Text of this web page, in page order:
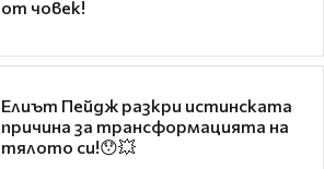
от човек!
Елиът Пейдж разкри истинската
причина за трансформацията на
тялото си!😯💥